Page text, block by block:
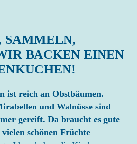
HAUS
GRUPPEN
TEAM
KONZEPT
KITA-TAG
FRAGEN
SAMMELN,
BACKEN EINEN
ist reich an Obstbäumen.
und Walnüsse sind
gereift. Da braucht es gute
schönen Früchte